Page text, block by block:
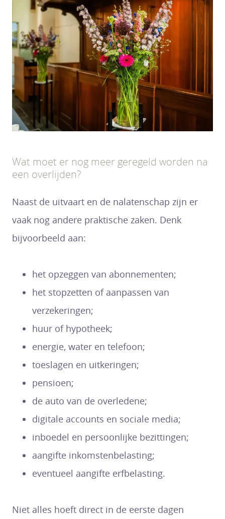
Wat moet er nog meer geregeld worden na
een overlijden?
Naast de uitvaart en de nalatenschap zijn er
vaak nog andere praktische zaken. Denk
bijvoorbeeld aan:
het opzeggen van abonnementen;
het stopzetten of aanpassen van
verzekeringen;
huur of hypotheek;
energie, water en telefoon;
toeslagen en uitkeringen;
pensioen;
de auto van de overledene;
digitale accounts en sociale media;
inboedel en persoonlijke bezittingen;
aangifte inkomstenbelasting;
eventueel aangifte erfbelasting.
Niet alles hoeft direct in de eerste dagen